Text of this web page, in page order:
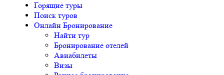
Горящие туры
Поиск туров
Онлайн Бронирование
Найти тур
Бронирование отелей
Авиабилеты
Визы